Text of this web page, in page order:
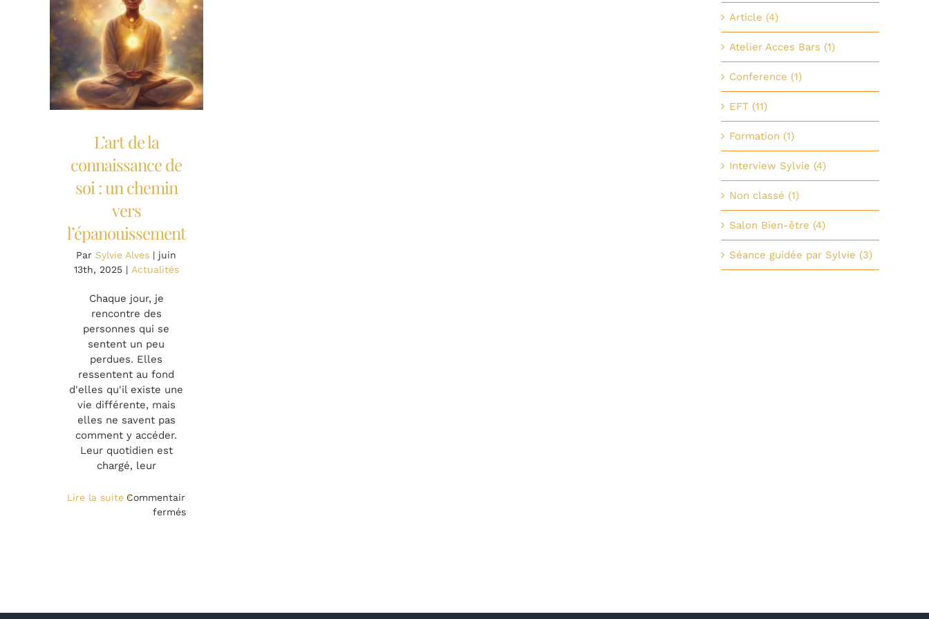
L’art de la
connaissance de
soi : un chemin
vers
l’épanouissement
Par Sylvie Alves | juin
13th, 2025 | Actualités
Chaque jour, je
rencontre des
personnes qui se
sentent un peu
perdues. Elles
ressentent au fond
d'elles qu'il existe une
vie différente, mais
elles ne savent pas
comment y accéder.
Leur quotidien est
chargé, leur
Lire la suite Commentaires
ferméssur
:
Article (4)
Atelier Acces Bars (1)
Conference (1)
EFT (11)
Formation (1)
Interview Sylvie (4)
Non classé (1)
Salon Bien-être (4)
Séance guidée par Sylvie (3)